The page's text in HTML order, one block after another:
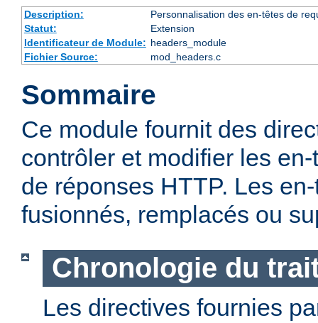
Description:
Personnalisation des en-têtes de
Statut:
Extension
Identificateur de Module: headers_module
Fichier Source:
mod_headers.c
Sommaire
Ce module fournit des
contrôler et modifier les
de réponses HTTP. Les
fusionnés, remplacés ou
Chronologie du
Les directives fournies